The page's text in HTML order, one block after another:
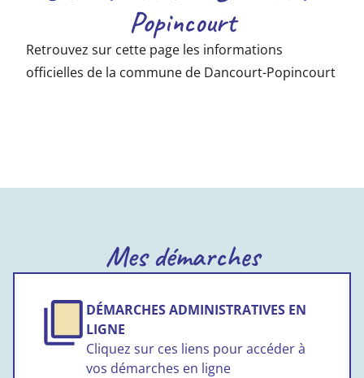
Popincourt
Retrouvez sur cette page les informations
officielles de la commune de Dancourt-Popincourt
Mes démarches
DÉMARCHES ADMINISTRATIVES EN
LIGNE
Cliquez sur ces liens pour accéder à
vos démarches en ligne